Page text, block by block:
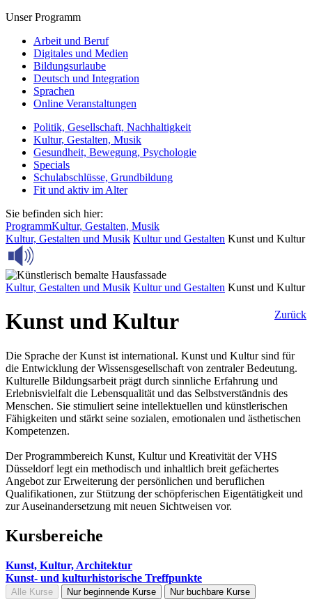
Unser Programm
Arbeit und Beruf
Digitales und Medien
Bildungsurlaube
Deutsch und Integration
Sprachen
Online Veranstaltungen
Politik, Gesellschaft, Nachhaltigkeit
Kultur, Gestalten, Musik
Gesundheit, Bewegung, Psychologie
Specials
Schulabschlüsse, Grundbildung
Fit und aktiv im Alter
Sie befinden sich hier:
ProgrammKultur, Gestalten, Musik
Kultur, Gestalten und Musik Kultur und Gestalten Kunst und Kultur
Kultur, Gestalten und Musik Kultur und Gestalten Kunst und Kultur
Zurück
Kunst und Kultur
Die Sprache der Kunst ist international. Kunst und Kultur sind für
die Entwicklung der Wissensgesellschaft von zentraler Bedeutung.
Kulturelle Bildungsarbeit prägt durch sinnliche Erfahrung und
Erlebnisvielfalt die Lebensqualität und das Selbstverständnis des
Menschen. Sie stimuliert seine intellektuellen und künstlerischen
Fähigkeiten und stärkt seine sozialen, emotionalen und ästhetischen
Kompetenzen.
Der Programmbereich Kunst, Kultur und Kreativität der VHS
Düsseldorf legt ein methodisch und inhaltlich breit gefächertes
Angebot zur Erweiterung der persönlichen und beruflichen
Qualifikationen, zur Stützung der schöpferischen Eigentätigkeit und
zur Auseinandersetzung mit neuen Sichtweisen vor.
Kursbereiche
Kunst, Kultur, Architektur
Kunst- und kulturhistorische Treffpunkte
Alle Kurse Nur beginnende Kurse Nur buchbare Kurse